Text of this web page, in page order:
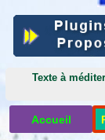
Texte à
Accueil